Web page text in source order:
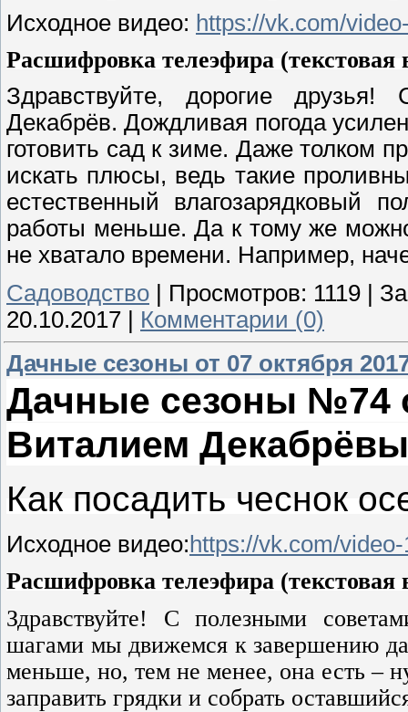
Исходное видео: https://vk.com/
Расшифровка телеэфира (текстовая
Здравствуйте, дорогие
Декабрёв. Дождливая погода
готовить сад к зиме. Даже толком
искать плюсы, ведь такие
естественный влагозарядковый
работы меньше. Да к тому же
не хватало времени. Например,
Садоводство
Просмотров: 1119
20.10.2017
Комментарии (0)
Дачные сезоны от 07 октября
Дачные сезоны №74
Виталием
Как посадить чеснок
Исходное видео: https://vk.com/
Расшифровка телеэфира (текстовая
Здравствуйте! С полезными
шагами мы движемся к завершению
меньше, но, тем не менее, она есть –
заправить грядки и собрать